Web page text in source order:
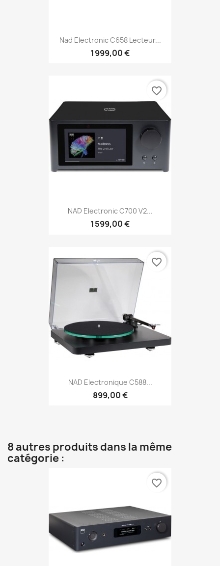
Nad Electronic C658 Lecteur...
1 999,00 €
NAD Electronic C700 V2...
1 599,00 €
favorite_border
NAD Electronique C588...
899,00 €
favorite_border
8 autres produits dans la même
catégorie :
favorite_border